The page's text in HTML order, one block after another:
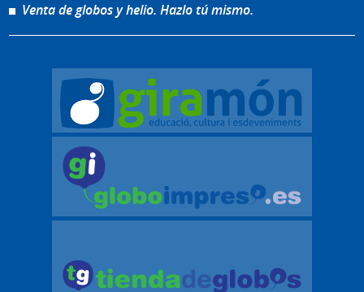
Venta de globos y helio. Hazlo tú mismo.